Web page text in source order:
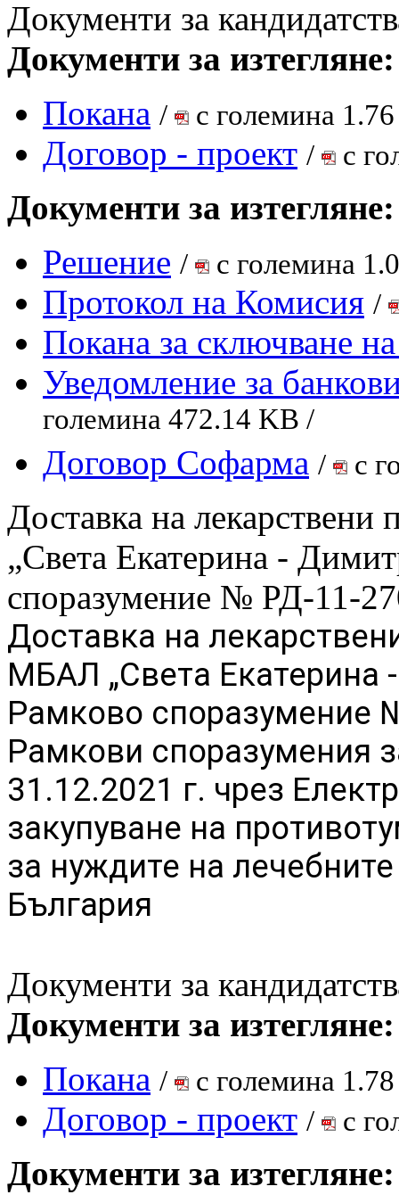
Документи за
Документи за изтегляне:
Покана / с големина
Договор - проект / с
Документи за изтегляне:
Решение / с големина
Протокол на Комисия /
Покана за сключване
Уведомление за
големина 472.14 KB /
Договор Софарма / с
Доставка на
„Света Екатерина -
споразумение № РД-11-
Доставка на
МБАЛ „Света Екатерина
Рамково
Рамкови споразумения
31.12.2021 г. чрез
закупуване на
за нуждите на
България
Документи за
Документи за изтегляне:
Покана / с големина
Договор - проект / с
Документи за изтегляне: